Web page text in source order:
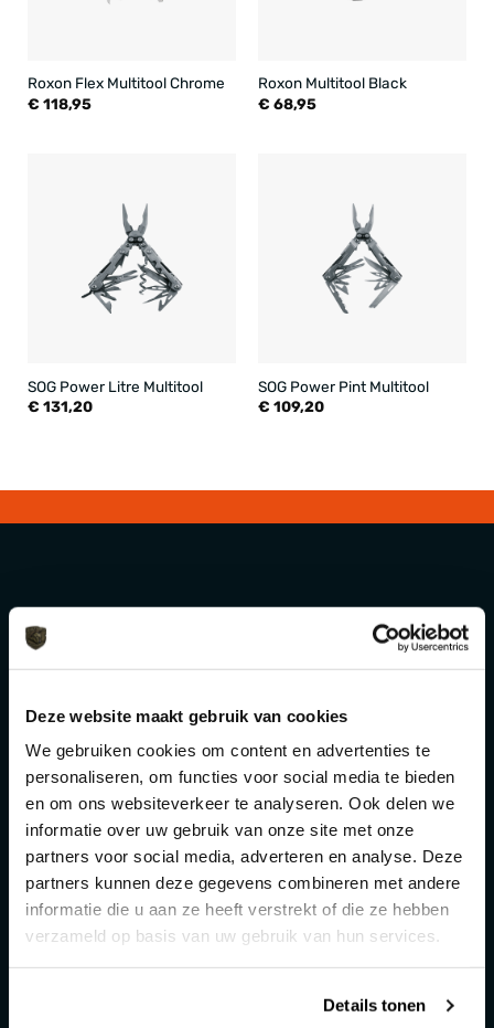
Deze website maakt gebruik van cookies
We gebruiken cookies om content en advertenties te
personaliseren, om functies voor social media te bieden
en om ons websiteverkeer te analyseren. Ook delen we
informatie over uw gebruik van onze site met onze
partners voor social media, adverteren en analyse. Deze
partners kunnen deze gegevens combineren met andere
informatie die u aan ze heeft verstrekt of die ze hebben
verzameld op basis van uw gebruik van hun services.
Details tonen
Roxon Flex Multitool Chrome
€ 118,95
Roxon Multitool Black
€ 68,95
SOG Power Litre Multitool
€ 131,20
SOG Power Pint Multitool
€ 109,20
Binnen 1 tot 5 werkdagen bij je thuis
Kwaliteit boven alles
Wij kiezen altijd voor duurzaam en
functioneel
Kennis & advies
We helpen je graag de juiste keuze te
maken